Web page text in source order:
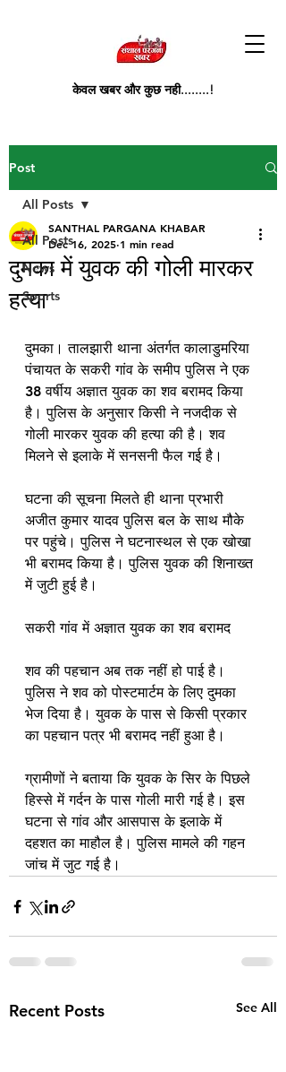
केवल खबर और कुछ नही........!
Post
All Posts
News
Sports
All Posts
दुमका में युवक की गोली मारकर
हत्या
SANTHAL PARGANA KHABAR
Dec 16, 2025 1 min read
दुमका। तालझारी थाना अंतर्गत कालाडुमरिया
पंचायत के सकरी गांव के समीप पुलिस ने एक
38 वर्षीय अज्ञात युवक का शव बरामद किया
है। पुलिस के अनुसार किसी ने नजदीक से
गोली मारकर युवक की हत्या की है। शव
मिलने से इलाके में सनसनी फैल गई है।
घटना की सूचना मिलते ही थाना प्रभारी
अजीत कुमार यादव पुलिस बल के साथ मौके
पर पहुंचे। पुलिस ने घटनास्थल से एक खोखा
भी बरामद किया है। पुलिस युवक की शिनाख्त
में जुटी हुई है।
सकरी गांव में अज्ञात युवक का शव बरामद
शव की पहचान अब तक नहीं हो पाई है।
पुलिस ने शव को पोस्टमार्टम के लिए दुमका
भेज दिया है। युवक के पास से किसी प्रकार
का पहचान पत्र भी बरामद नहीं हुआ है।
ग्रामीणों ने बताया कि युवक के सिर के पिछले
हिस्से में गर्दन के पास गोली मारी गई है। इस
घटना से गांव और आसपास के इलाके में
दहशत का माहौल है। पुलिस मामले की गहन
जांच में जुट गई है।
Recent Posts See All